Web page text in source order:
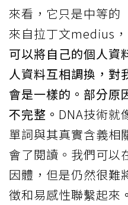
來看，它只是中等
來自拉丁文medius
可以將自己的個人資
人資料互相調換，對
會是一樣的。部分原
不完整。 DNA技術就
單詞與其真實含義相
會了閱讀。我們可以
因體，但是仍然很難
徵和易感性聯繫起來